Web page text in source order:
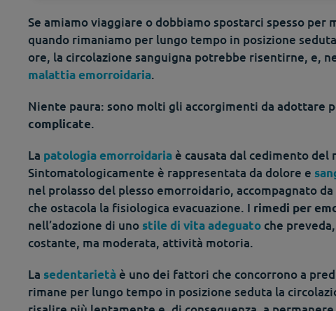
Se amiamo viaggiare o dobbiamo spostarci spesso
quando rimaniamo per lungo tempo in posizione
ore, la circolazione sanguigna potrebbe risentirne, e,
malattia emorroidaria.
Niente paura: sono molti gli accorgimenti da adottare
complicate.
La patologia emorroidaria è causata dal cedimento
Sintomatologicamente è rappresentata da dolore e
nel prolasso del plesso emorroidario, accompagnato
che ostacola la fisiologica evacuazione. I rimedi per
nell’adozione di uno stile di vita adeguato che
costante, ma moderata, attività motoria.
La sedentarietà è uno dei fattori che concorrono a
rimane per lungo tempo in posizione seduta la